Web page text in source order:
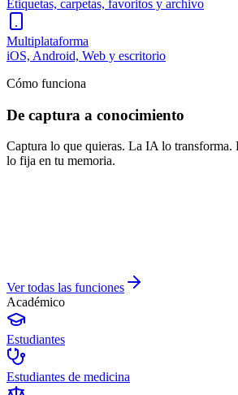
Etiquetas, carpetas, favoritos y archivo
Multiplataforma
iOS, Android, Web y escritorio
Cómo funciona
De captura a conocimiento
Captura lo que quieras. La IA lo transforma.
lo fija en tu memoria.
Ver todas las funciones
Académico
Estudiantes
Estudiantes de medicina